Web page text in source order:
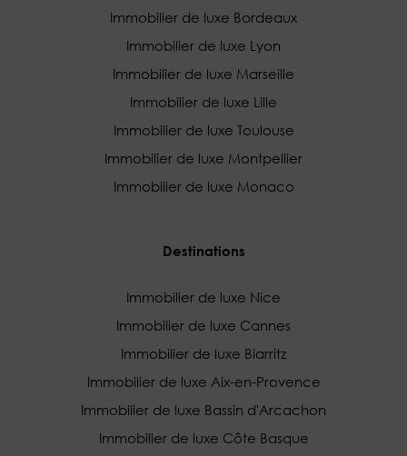
Immobilier de luxe Bordeaux
Immobilier de luxe Lyon
Immobilier de luxe Marseille
Immobilier de luxe Lille
Immobilier de luxe Toulouse
Immobilier de luxe Montpellier
Immobilier de luxe Monaco
Destinations
Immobilier de luxe Nice
Immobilier de luxe Cannes
Immobilier de luxe Biarritz
Immobilier de luxe Aix-en-Provence
Immobilier de luxe Bassin d'Arcachon
Immobilier de luxe Côte Basque